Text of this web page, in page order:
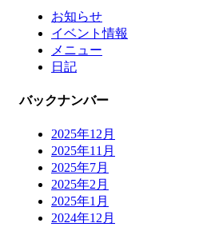
お知らせ
イベント情報
メニュー
日記
バックナンバー
2025年12月
2025年11月
2025年7月
2025年2月
2025年1月
2024年12月